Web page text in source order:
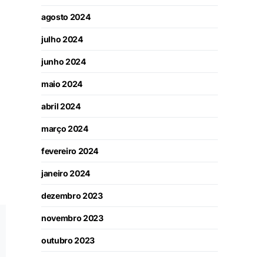
agosto 2024
julho 2024
junho 2024
maio 2024
abril 2024
março 2024
fevereiro 2024
janeiro 2024
dezembro 2023
novembro 2023
outubro 2023